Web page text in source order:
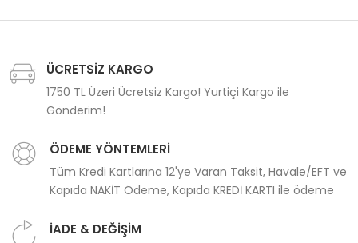
ÜCRETSİZ KARGO
1750 TL Üzeri Ücretsiz Kargo! Yurtiçi Kargo ile
Gönderim!
ÖDEME YÖNTEMLERİ
Tüm Kredi Kartlarına 12'ye Varan Taksit, Havale/EFT ve
Kapıda NAKİT Ödeme, Kapıda KREDİ KARTI ile ödeme
İADE & DEĞİŞİM